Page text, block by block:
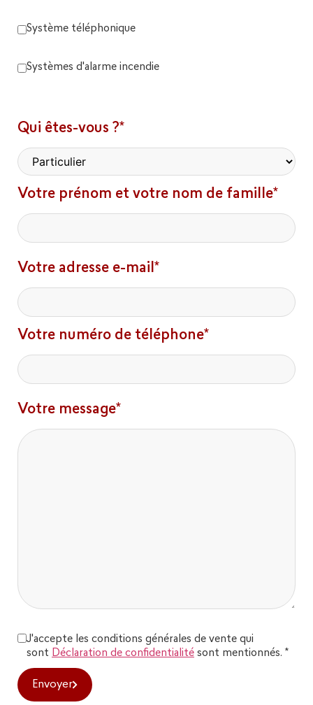
Système téléphonique
Systèmes d'alarme incendie
Qui êtes-vous ?*
Votre prénom et votre nom de famille*
Votre adresse e-mail*
Votre numéro de téléphone*
Votre message*
J'accepte les conditions générales de vente qui
sont Déclaration de confidentialité sont mentionnés. *